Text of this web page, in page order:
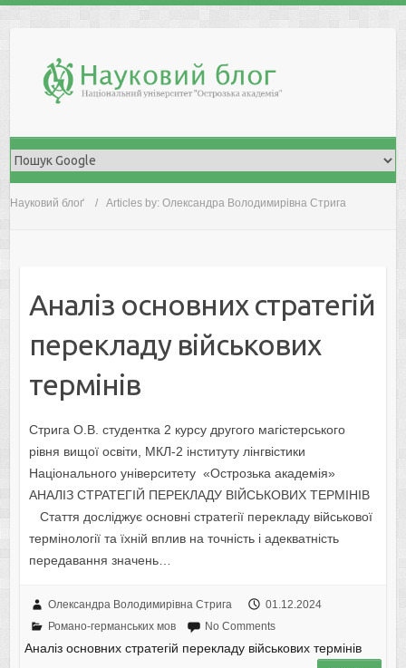
Науковий блоґ Articles by: Олександра Володимирівна Стрига
Аналіз основних стратегій
перекладу військових
термінів
Стрига О.В. студентка 2 курсу другого магістерського
рівня вищої освіти, МКЛ-2 інституту лінгвістики
Національного університету «Острозька академія»
АНАЛІЗ СТРАТЕГІЙ ПЕРЕКЛАДУ ВІЙСЬКОВИХ ТЕРМІНІВ
Стаття досліджує основні стратегії перекладу військової
термінології та їхній вплив на точність і адекватність
передавання значень…
Олександра Володимирівна Стрига
01.12.2024
Романо-германських мов
No Comments
Аналіз основних стратегій перекладу військових термінів